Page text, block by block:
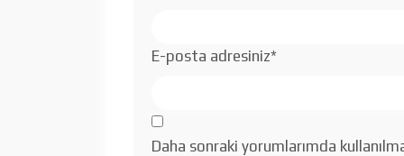
E-posta adresiniz*
Daha sonraki yorumlarımda